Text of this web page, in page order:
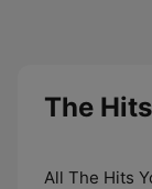
The Hits
All The Hits